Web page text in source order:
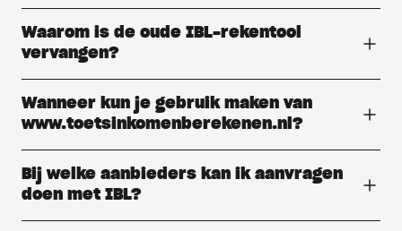
Waarom is de oude IBL-rekentool
vervangen?
Wanneer kun je gebruik maken van
www.toetsinkomenberekenen.nl?
Bij welke aanbieders kan ik aanvragen
doen met IBL?